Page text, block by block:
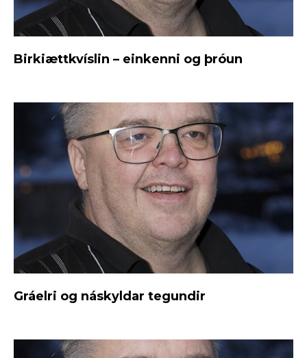
Birkiættkvíslin – einkenni og þróun
Gráelri og náskyldar tegundir